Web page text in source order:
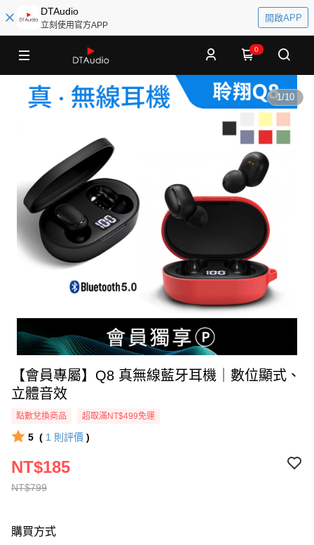
DTAudio
立刻使用官方APP
開啟APP
0
1/10
【會員專屬】Q8 真無線藍牙耳機｜數位顯式、
立體音效
點數兌換商品 超取滿NT$499免運
5 ( 1 則評價 )
NT$799
NT$185
購買方式